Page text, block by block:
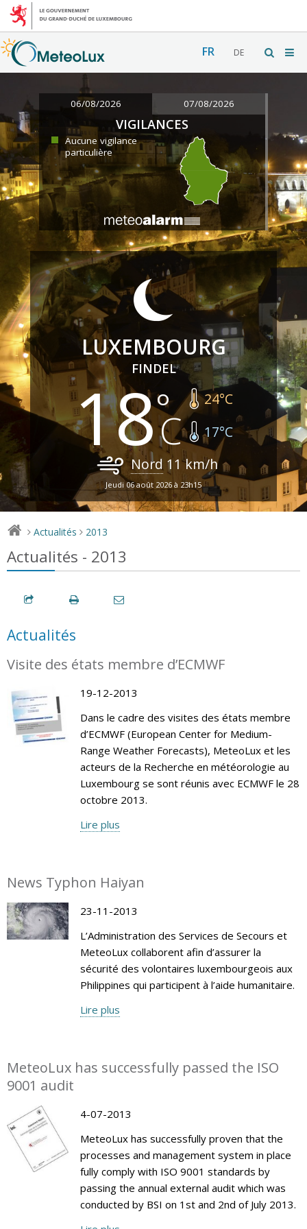
FR DE
06/08/2026 07/08/2026
VIGILANCES
Aucune vigilance
particulière
LUXEMBOURG
FINDEL
18 24°C
17°C
Nord 11km/h
Jeudi 06 août 2026 à 23h15
> Actualités > 2013
Actualités - 2013
Actualités
Visite des états membre d’ECMWF
19-12-2013
Dans le cadre des visites des états membre
d’ECMWF (European Center for Medium-
Range Weather Forecasts), MeteoLux et les
acteurs de la Recherche en météorologie au
Luxembourg se sont réunis avec ECMWF le 28
octobre 2013.
Lire plus
News Typhon Haiyan
23-11-2013
L’Administration des Services de Secours et
MeteoLux collaborent afin d’assurer la
sécurité des volontaires luxembourgeois aux
Philippines qui participent à l’aide humanitaire.
Lire plus
MeteoLux has successfully passed the ISO
9001 audit
4-07-2013
MeteoLux has successfully proven that the
processes and management system in place
fully comply with ISO 9001 standards by
passing the annual external audit which was
conducted by BSI on 1st and 2nd of July 2013.